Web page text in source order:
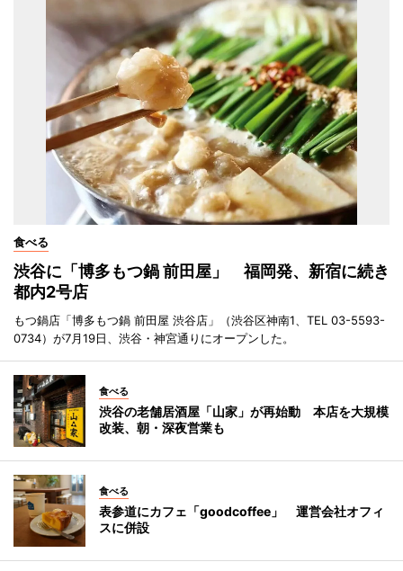
食べる
渋谷に「博多もつ鍋 前田屋」 福岡発、新宿に続き
都内2号店
もつ鍋店「博多もつ鍋 前田屋 渋谷店」（渋谷区神南1、TEL 03-5593-
0734）が7月19日、渋谷・神宮通りにオープンした。
食べる
渋谷の老舗居酒屋「山家」が再始動 本店を大規模
改装、朝・深夜営業も
食べる
表参道にカフェ「goodcoffee」 運営会社オフィ
スに併設